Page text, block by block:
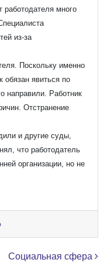
работодателя много
из-за
Поскольку именно
обязан явиться по
направили. Работник
Отстранение
и другие суды,
что работодатель
организации, но не
Социальная сфера